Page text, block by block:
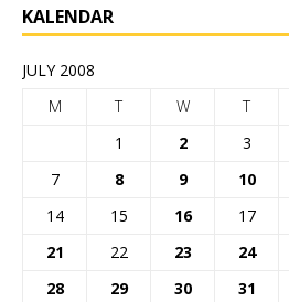
KALENDAR
JULY 2008
M
T W T
1
2 3
7
8 9 10
14
15 16 17
21
22 23 24
28
29 30 31